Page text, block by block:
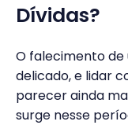
Dívidas?
O falecimento
delicado, e lidar
parecer ainda
surge nesse